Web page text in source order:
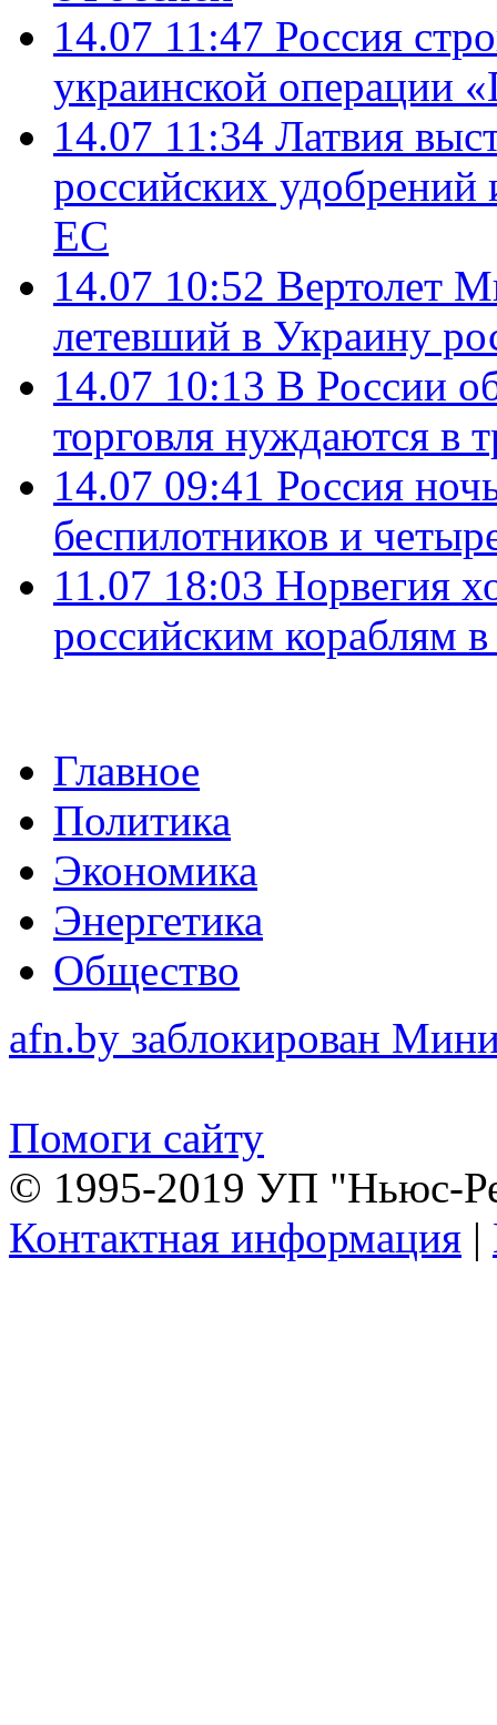
14.07 11:47 Россия
украинской операции
14.07 11:34 Латвия
российских
ЕС
14.07 10:52 Вертолет
летевший в Украину
14.07 10:13 В России
торговля нуждаются в
14.07 09:41 Россия
беспилотников и
11.07 18:03 Норвегия
российским кораблям
Главное
Политика
Экономика
Энергетика
Общество
afn.by заблокирован
Помоги сайту
© 1995-2019 УП "Ньюс-
Контактная информация |